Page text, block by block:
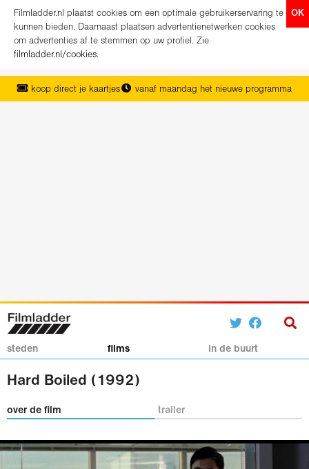
OK
Filmladder.nl plaatst cookies om een optimale gebruikerservaring te
kunnen bieden. Daarnaast plaatsen advertentienetwerken cookies
om advertenties af te stemmen op uw profiel. Zie
filmladder.nl/cookies.
koop direct je kaartjes
vanaf maandag het nieuwe programma
het complete overzicht van Nederland
steden films in de buurt
Hard Boiled (1992)
over de film trailer